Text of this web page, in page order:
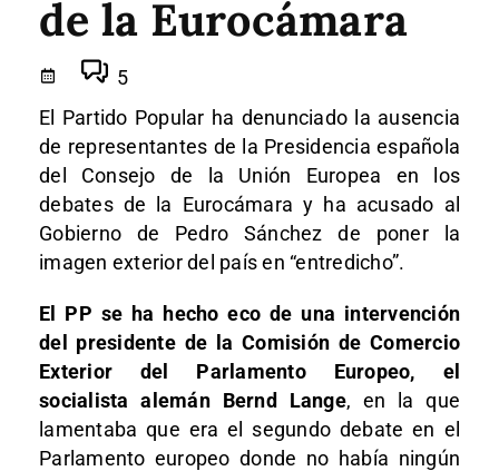
de la Eurocámara
5
El Partido Popular ha denunciado la ausencia
de representantes de la Presidencia española
del Consejo de la Unión Europea en los
debates de la Eurocámara y ha acusado al
Gobierno de Pedro Sánchez de poner la
imagen exterior del país en “entredicho”.
El PP se ha hecho eco de una intervención
del presidente de la Comisión de Comercio
Exterior del Parlamento Europeo, el
socialista alemán Bernd Lange, en la que
lamentaba que era el segundo debate en el
Parlamento europeo donde no había ningún